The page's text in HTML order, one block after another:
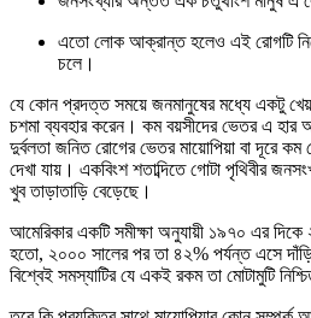
এতো লোক আক্রান্ত হলেও এই রোগটি
চলে।
যে কোন প্রদত্ত সময়ে জনমানুষের মধ্যে একটু
চশমা ব্যবহার করেন। কম বয়সীদের ভেতর এ হার
দুর্বলতা জনিত রোগের ভেতর মায়োপিয়া বা দূরে কম
দেখা যায়। একবিংশ শতাব্দিতে গোটা পৃথিবীর
খুব তাড়াতাড়ি বেড়েছে।
আমেরিকার একটি সমীক্ষা অনুযায়ী ১৯৭০ এর
হতো, ২০০০ সালের পর তা ৪২% পর্যন্ত এসে
বিশ্বেই সমস্যাটির যে একই রকম তা মোটামুটি